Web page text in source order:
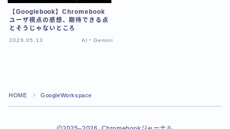
【Googlebook】Chromebook
ユーザ視点の感想、期待できる点
とそうじゃないところ
2026.05.13 AI・Gemini
HOME ＞ GoogleWorkspace